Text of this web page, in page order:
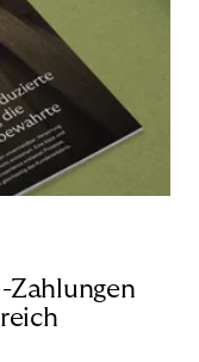
Zahlungen